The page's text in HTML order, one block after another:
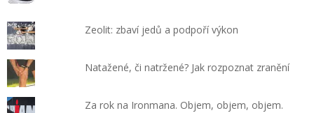
Zeolit: zbaví jedů a podpoří výkon
Natažené, či natržené? Jak rozpoznat zranění
Za rok na Ironmana. Objem, objem, objem.